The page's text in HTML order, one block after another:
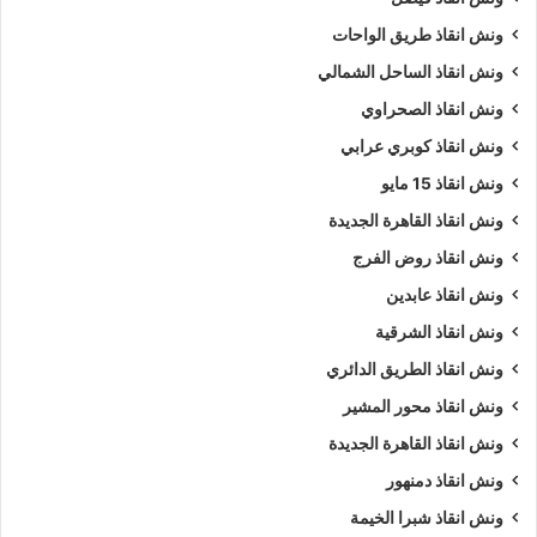
رسوم إضافية غير مبررة كما أن ونش انقاذ الرواد يقدم عروض دورية
وحزما متنوعة لتسهيل حصول العملاء على أفضل قيمة مقابل
هل يمكن الدفع عند الاستلام أم فقط
إلكترونيًا؟
حرصا على راحة العملاء وتوفير أسهل الخيارات المالية، تقدم شركة
ونش الرواد طريقتين رئيسيتين للدفع فإن الطريقة الأولى هي الدفع
عند الاستلام، حيث يمكن للعميل تسليم المبلغ المالي مباشرة لفني
التعامل النقدي ويضمن شفافية العملية بالكامل.
الطريقة الثانية فهي الدفع الإلكتروني من خلال البطاقات البنكية أو
ونش انقاذ طريق الواحات
ونش انقاذ الساحل الشمالي
ونش انقاذ الصحراوي
ونش انقاذ كوبري عرابي
ونش انقاذ 15 مايو
ونش انقاذ القاهرة الجديدة
ونش انقاذ روض الفرج
ونش انقاذ عابدين
ونش انقاذ الشرقية
ونش انقاذ الطريق الدائري
ونش انقاذ محور المشير
ونش انقاذ القاهرة الجديدة
ونش انقاذ دمنهور
ونش انقاذ شبرا الخيمة